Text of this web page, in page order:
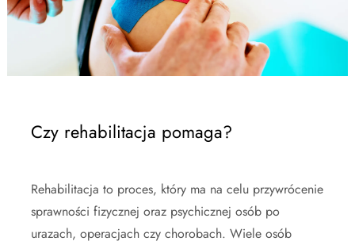
Czy rehabilitacja pomaga?
Rehabilitacja to proces, który ma na celu przywrócenie
sprawności fizycznej oraz psychicznej osób po
urazach, operacjach czy chorobach. Wiele osób